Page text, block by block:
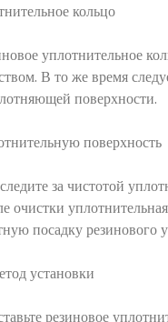
кольцо
уплотнительное
В то же время
поверхности.
поверхность
за чистотой
очистки
посадку резинового
установки
резиновое